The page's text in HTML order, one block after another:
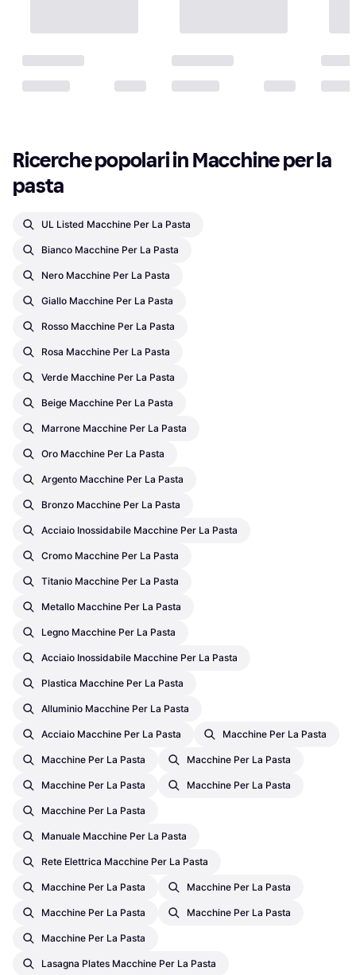
Ricerche popolari in Macchine per la
pasta
UL Listed Macchine Per La Pasta
Bianco Macchine Per La Pasta
Nero Macchine Per La Pasta
Giallo Macchine Per La Pasta
Rosso Macchine Per La Pasta
Rosa Macchine Per La Pasta
Verde Macchine Per La Pasta
Beige Macchine Per La Pasta
Marrone Macchine Per La Pasta
Oro Macchine Per La Pasta
Argento Macchine Per La Pasta
Bronzo Macchine Per La Pasta
Acciaio Inossidabile Macchine Per La Pasta
Cromo Macchine Per La Pasta
Titanio Macchine Per La Pasta
Metallo Macchine Per La Pasta
Legno Macchine Per La Pasta
Acciaio Inossidabile Macchine Per La Pasta
Plastica Macchine Per La Pasta
Alluminio Macchine Per La Pasta
Acciaio Macchine Per La Pasta Macchine Per La Pasta
Macchine Per La Pasta Macchine Per La Pasta
Macchine Per La Pasta Macchine Per La Pasta
Macchine Per La Pasta
Manuale Macchine Per La Pasta
Rete Elettrica Macchine Per La Pasta
Macchine Per La Pasta Macchine Per La Pasta
Macchine Per La Pasta Macchine Per La Pasta
Macchine Per La Pasta
Lasagna Plates Macchine Per La Pasta